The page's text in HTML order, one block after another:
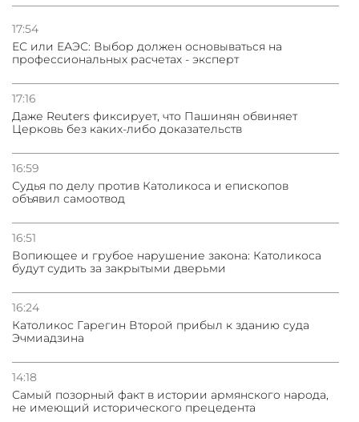
17:54
ЕС или ЕАЭС: Выбор должен основываться на
профессиональных расчетах - эксперт
17:16
Даже Reuters фиксирует, что Пашинян обвиняет
Церковь без каких-либо доказательств
16:59
Судья по делу против Католикоса и епископов
объявил самоотвод
16:51
Вопиющее и грубое нарушение закона: Католикоса
будут судить за закрытыми дверьми
16:24
Католикос Гарегин Второй прибыл к зданию суда
Эчмиадзина
14:18
Самый позорный факт в истории армянского народа,
не имеющий исторического прецедента
Азербайджане
31.07.2026
Сотрудничество и очереди – детали визита главы
погрануправления СНБ Армении в Тбилиси